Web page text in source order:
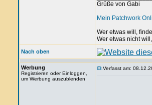
Grüße von Gabi
Mein Patchwork
Wer etwas will,
Wer etwas nicht
Nach oben
Werbung
Registrieren oder Einloggen,
um Werbung auszublenden
Verfasst am: